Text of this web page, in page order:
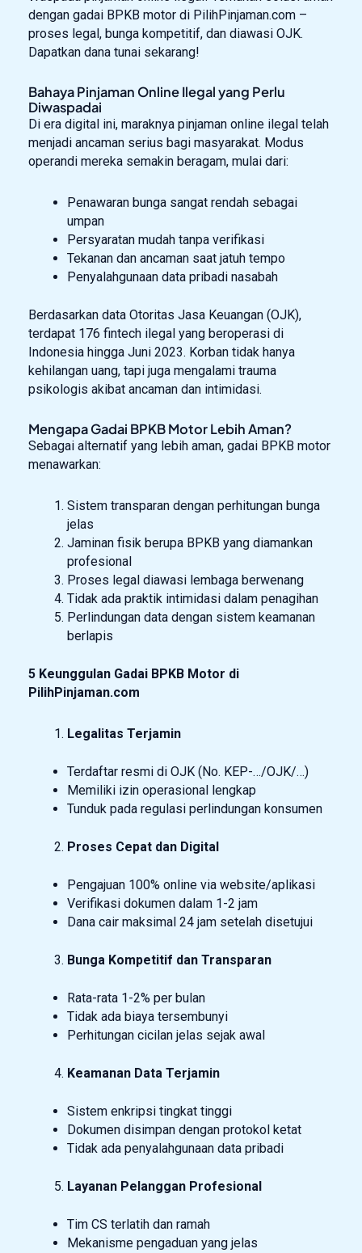
dengan gadai BPKB motor di PilihPinjaman.com –
proses legal, bunga kompetitif, dan diawasi OJK.
Dapatkan dana tunai sekarang!
Bahaya Pinjaman Online Ilegal yang Perlu
Diwaspadai
Di era digital ini, maraknya pinjaman online ilegal telah
menjadi ancaman serius bagi masyarakat. Modus
operandi mereka semakin beragam, mulai dari:
Penawaran bunga sangat rendah sebagai
umpan
Persyaratan mudah tanpa verifikasi
Tekanan dan ancaman saat jatuh tempo
Penyalahgunaan data pribadi nasabah
Berdasarkan data Otoritas Jasa Keuangan (OJK),
terdapat 176 fintech ilegal yang beroperasi di
Indonesia hingga Juni 2023. Korban tidak hanya
kehilangan uang, tapi juga mengalami trauma
psikologis akibat ancaman dan intimidasi.
Mengapa Gadai BPKB Motor Lebih Aman?
Sebagai alternatif yang lebih aman, gadai BPKB motor
menawarkan:
Sistem transparan dengan perhitungan bunga
jelas
Jaminan fisik berupa BPKB yang diamankan
profesional
Proses legal diawasi lembaga berwenang
Tidak ada praktik intimidasi dalam penagihan
Perlindungan data dengan sistem keamanan
berlapis
5 Keunggulan Gadai BPKB Motor di
PilihPinjaman.com
Legalitas Terjamin
Terdaftar resmi di OJK (No. KEP-…/OJK/…)
Memiliki izin operasional lengkap
Tunduk pada regulasi perlindungan konsumen
Proses Cepat dan Digital
Pengajuan 100% online via website/aplikasi
Verifikasi dokumen dalam 1-2 jam
Dana cair maksimal 24 jam setelah disetujui
Bunga Kompetitif dan Transparan
Rata-rata 1-2% per bulan
Tidak ada biaya tersembunyi
Perhitungan cicilan jelas sejak awal
Keamanan Data Terjamin
Sistem enkripsi tingkat tinggi
Dokumen disimpan dengan protokol ketat
Tidak ada penyalahgunaan data pribadi
Layanan Pelanggan Profesional
Tim CS terlatih dan ramah
Mekanisme pengaduan yang jelas